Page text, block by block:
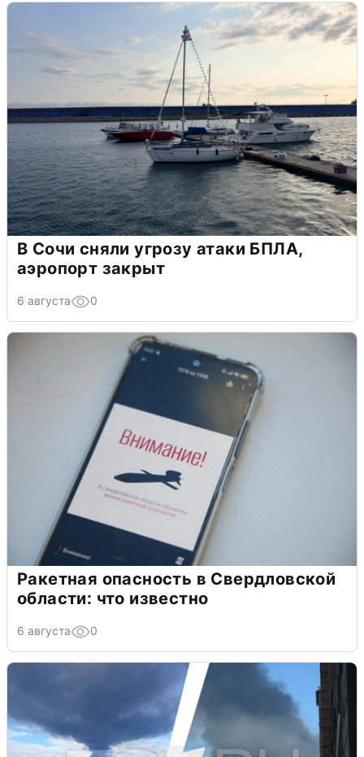
В Сочи сняли угрозу атаки БПЛА,
аэропорт закрыт
6 августа 0
Ракетная опасность в Свердловской
области: что известно
6 августа 0